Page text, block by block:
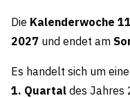
Die Kalenderwoche 11
2027 und endet am
Es handelt sich um eine
1. Quartal des Jahres